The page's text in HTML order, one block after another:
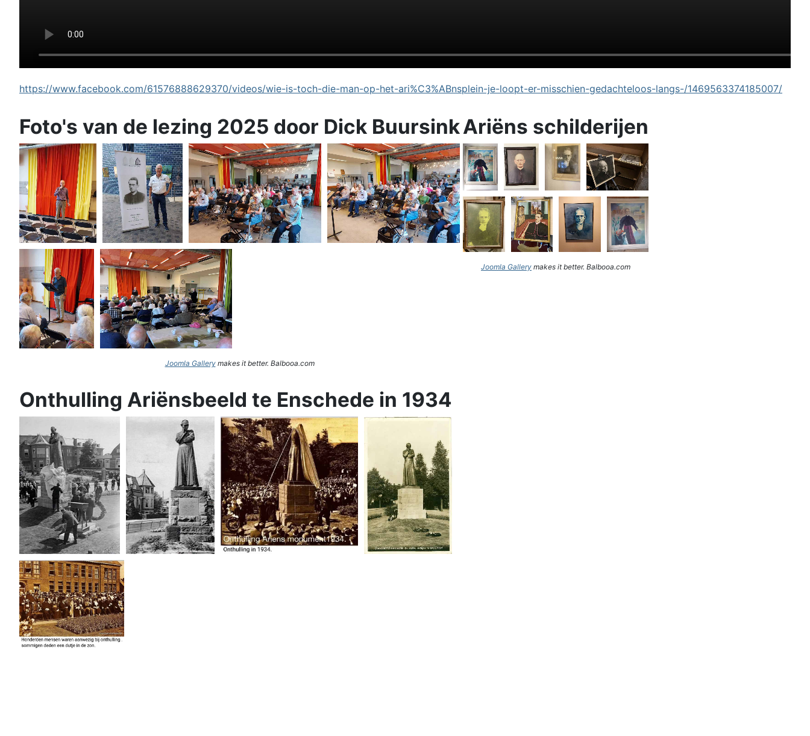
https://www.facebook.com/61576888629370/videos/wie-is-toch-die-man-op-het-ari%C3%ABnsplein-je-loopt-er-misschien-gedachteloos-langs-/1469563374185007/
Foto's van de lezing 2025 door Dick Buursink
Joomla Gallerymakes it better. Balbooa.com
Ariëns schilderijen
Joomla Gallery makes it better. Balbooa.com
Onthulling Ariënsbeeld te Enschede in 1934